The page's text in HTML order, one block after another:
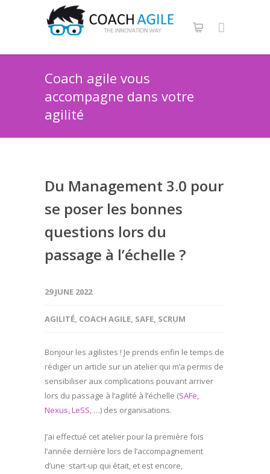
Coach agile vous
accompagne dans votre
agilité
Du Management 3.0 pour
se poser les bonnes
questions lors du
passage à l’échelle ?
29 JUNE 2022
AGILITÉ, COACH AGILE, SAFE, SCRUM
Bonjour les agilistes ! Je prends enfin le temps de
rédiger un article sur un atelier qui m’a permis de
sensibiliser aux complications pouvant arriver
lors du passage à l’agilité à l’échelle (SAFe,
Nexus, LeSS, …) des organisations.
J’ai effectué cet atelier pour la première fois
l’année dernière lors de l’accompagnement
d’une start-up qui était, et est encore,